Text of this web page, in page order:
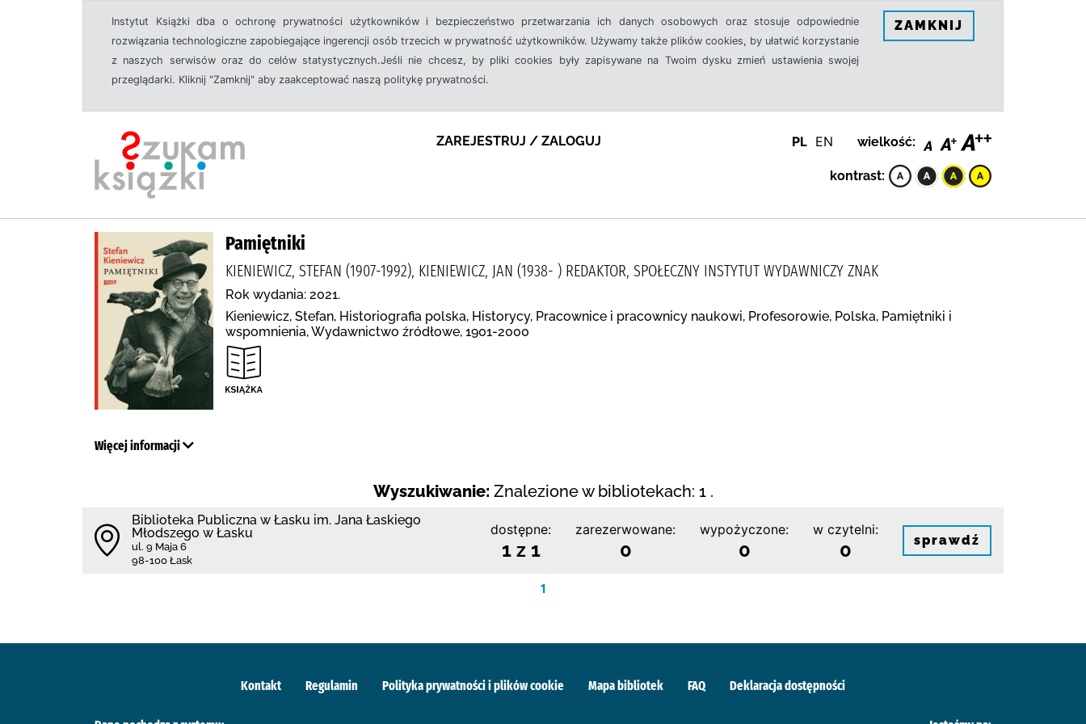
Instytut Książki dba o ochronę prywatności użytkowników i bezpieczeństwo przetwarzania ich danych osobowych oraz stosuje odpowiednie
rozwiązania technologiczne zapobiegające ingerencji osób trzecich w prywatność użytkowników. Używamy także plików cookies, by ułatwić korzystanie
z naszych serwisów oraz do celów statystycznych.Jeśli nie chcesz, by pliki cookies były zapisywane na Twoim dysku zmień ustawienia swojej
przeglądarki. Kliknij "Zamknij" aby zaakceptować naszą politykę prywatności.
ZAMKNIJ
ZAREJESTRUJ / ZALOGUJ PL EN wielkość:
kontrast:
Pamiętniki
KIENIEWICZ, STEFAN (1907-1992), KIENIEWICZ, JAN (1938- ) REDAKTOR, SPOŁECZNY INSTYTUT WYDAWNICZY ZNAK
Rok wydania: 2021.
Kieniewicz, Stefan, Historiografia polska, Historycy, Pracownice i pracownicy naukowi, Profesorowie, Polska, Pamiętniki i
wspomnienia, Wydawnictwo źródłowe, 1901-2000
Więcej informacji
Wyszukiwanie: Znalezione w bibliotekach: 1 .
Biblioteka Publiczna w Łasku im. Jana Łaskiego
Młodszego w Łasku
ul. 9 Maja 6
98-100 Łask
dostępne:
1 z 1
zarezerwowane:
0
wypożyczone:
0
w czytelni:
0 sprawdź
1
Kontakt Regulamin Polityka prywatności i plików cookie Mapa bibliotek FAQ Deklaracja dostępności